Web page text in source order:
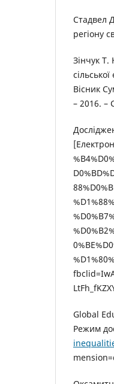
Стадвел
регіону
Зінчук Т.
Вісник
– 2016. –
Global
Режим